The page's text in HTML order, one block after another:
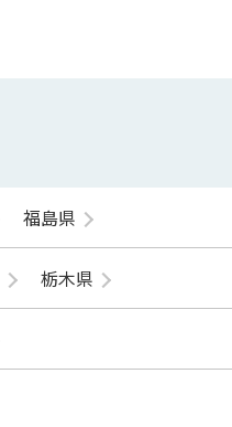
福島県
栃木県